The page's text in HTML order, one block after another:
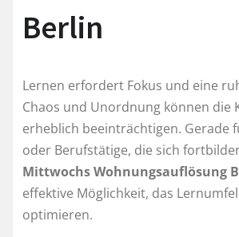
Berlin
Lernen erfordert Fokus und eine
Chaos und Unordnung können die
erheblich beeinträchtigen. Gerade
oder Berufstätige, die sich
Mittwochs Wohnungsauflösung
effektive Möglichkeit, das
optimieren.